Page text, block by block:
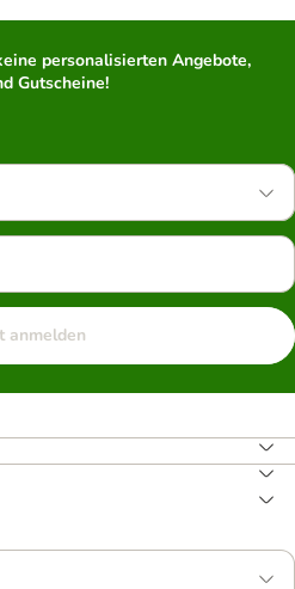
personalisierten Angebote,
Gutscheine!
anmelden